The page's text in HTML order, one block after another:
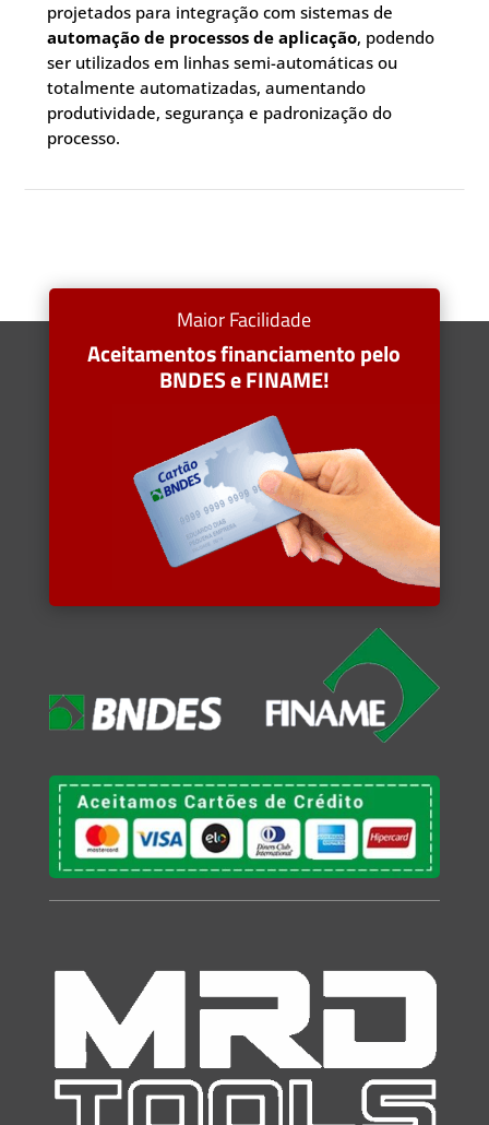
projetados para integração com sistemas de
automação de processos de aplicação, podendo
ser utilizados em linhas semi-automáticas ou
totalmente automatizadas, aumentando
produtividade, segurança e padronização do
processo.
Maior Facilidade
Aceitamentos financiamento pelo
BNDES e FINAME!